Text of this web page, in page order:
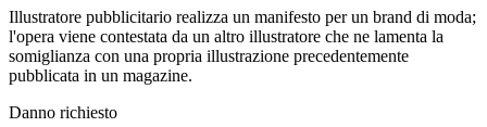
Illustratore pubblicitario realizza un manifesto per un brand di moda;
l'opera viene contestata da un altro illustratore che ne lamenta la
somiglianza con una propria illustrazione precedentemente
pubblicata in un magazine.
Danno richiesto